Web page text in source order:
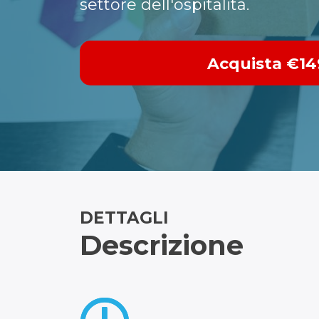
settore dell'ospitalità.
Acquista
DETTAGLI
Descrizione